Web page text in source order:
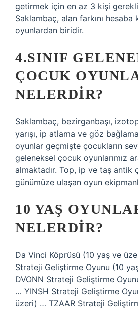
getirmek için en az 3 kişi
Saklambaç, alan farkını hesaba
oyunlardan biridir.
4.SINIF
ÇOCUK
NELERDIR?
Saklambaç, bezirganbaşı,
yarışı, ip atlama ve göz
oyunlar geçmişte çocukların
geleneksel çocuk oyunlarımız
almaktadır. Top, ip ve taş antik
günümüze ulaşan oyun
10 YAŞ
NELERDIR?
Da Vinci Köprüsü (10 yaş ve
Strateji Geliştirme Oyunu (10
DVONN Strateji Geliştirme
… YINSH Strateji Geliştirme
üzeri) … TZAAR Strateji